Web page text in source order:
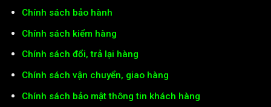
Chính sách bảo hành
Chính sách kiểm hàng
Chính sách đổi, trả lại hàng
Chính sách vận chuyển, giao hàng
Chính sách bảo mật thông tin khách hàng